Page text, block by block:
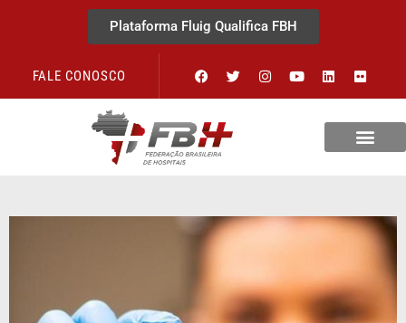
Plataforma Fluig Qualifica FBH
FALE CONOSCO